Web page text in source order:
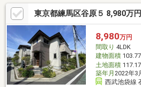
分 西武池袋線「大泉学園」駅 バス9分 西
園」駅 バス12分 各線「西荻窪」駅 バス
街道」 徒歩3分○物件概要・全35世帯の開
117.41㎡(35.51坪)・建物面積101.84㎡(30.80
築・間取り4LDK＋ウォークインクローゼッ
側公道約6.0mに接道
東京都練馬区谷原５ 8,980万
8,980万円
間取り 4LDK
建物面積
土地面積
築年月 2022年3
西武池袋線